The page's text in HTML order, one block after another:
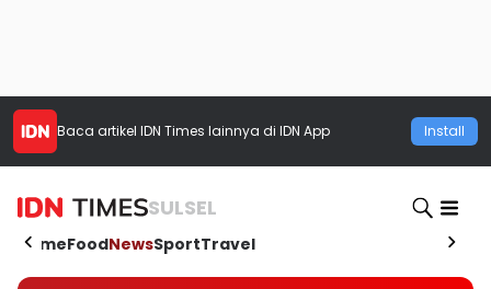
Baca artikel IDN Times lainnya di IDN App Install
SULSEL
HomeFoodNewsSportTravel